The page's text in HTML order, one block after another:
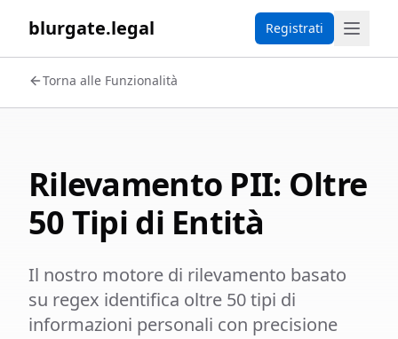
blurgate.legal Registrati
Torna alle Funzionalità
Rilevamento PII: Oltre
50 Tipi di Entità
Il nostro motore di rilevamento basato
su regex identifica oltre 50 tipi di
informazioni personali con precisione